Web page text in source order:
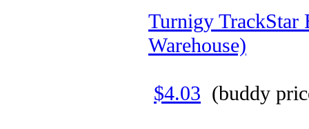
Turnigy
Warehouse)
$4.03 (buddy